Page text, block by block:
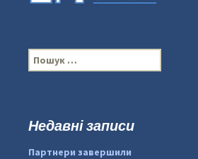
#PipIvanToday
pimrec_project
П
о
:Недавні записи
Партнери завершили